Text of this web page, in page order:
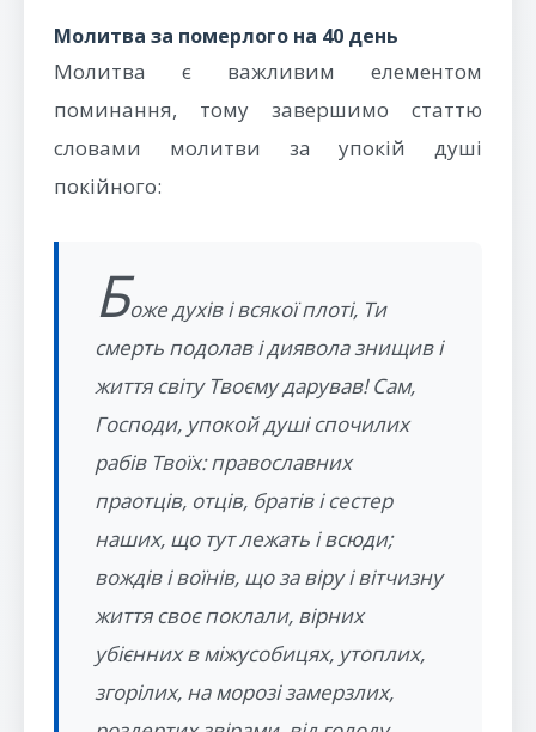
Молитва за померлого на 40 день
Молитва є важливим елементом
поминання, тому завершимо статтю
словами молитви за упокій душі
покійного:
Боже духів і всякої плоті, Ти
смерть подолав і диявола знищив і
життя світу Твоєму дарував! Сам,
Господи, упокой душі спочилих
рабів Твоїх: православних
праотців, отців, братів і сестер
наших, що тут лежать і всюди;
вождів і воїнів, що за віру і вітчизну
життя своє поклали, вірних
убієнних в міжусобицях, утоплих,
згорілих, на морозі замерзлих,